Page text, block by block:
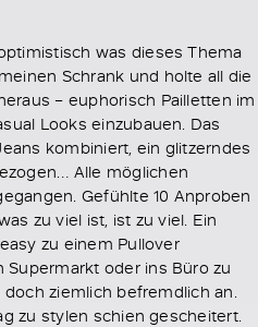
was dieses Thema
Schrank und holte all die
– euphorisch Pailletten im
Looks einzubauen. Das
kombiniert, ein glitzerndes
Alle möglichen
Gefühlte 10 Anproben
zu viel ist, ist zu viel. Ein
zu einem Pullover
oder ins Büro zu
ziemlich befremdlich an.
zu stylen schien gescheitert.